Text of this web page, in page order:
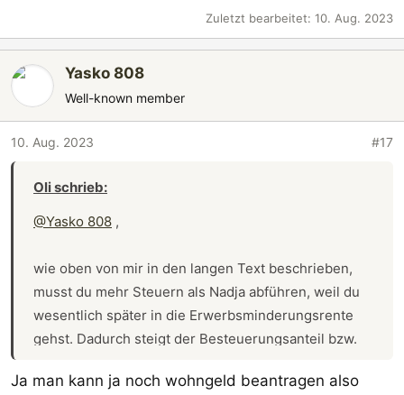
Zuletzt bearbeitet: 10. Aug. 2023
Yasko 808
Well-known member
10. Aug. 2023 #17
Oli schrieb:
@Yasko 808 ,
wie oben von mir in den langen Text beschrieben,
musst du mehr Steuern als Nadja abführen, weil du
wesentlich später in die Erwerbsminderungsrente
gehst. Dadurch steigt der Besteuerungsanteil bzw.
musst du Steuern abführen, wie hier in diesem
Ja man kann ja noch wohngeld beantragen also